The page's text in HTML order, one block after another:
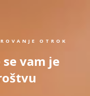
OTROK
vam je